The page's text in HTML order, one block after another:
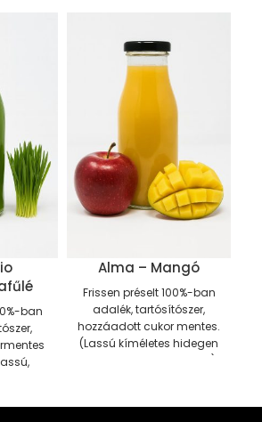
ban
Alma – Mangó
Frissen préselt 100%-ban
adalék, tartósítószer,
hozzáadott cukor mentes.
(Lassú kíméletes hidegen
préselt eljárással készült).
gyártástól számított 3